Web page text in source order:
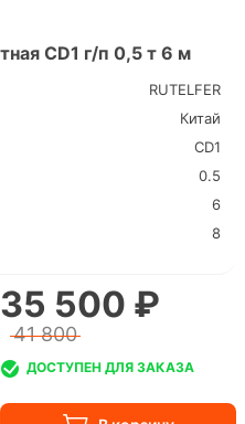
CD1 г/п 0,5 т 6 м
RUTELFER
Китай
CD1
0.5
6
8
35 500 ₽
41 800
ДОСТУПЕН ДЛЯ ЗАКАЗА